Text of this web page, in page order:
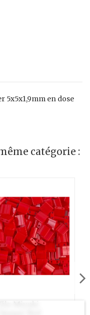
5x5x1,9mm en dose
catégorie :